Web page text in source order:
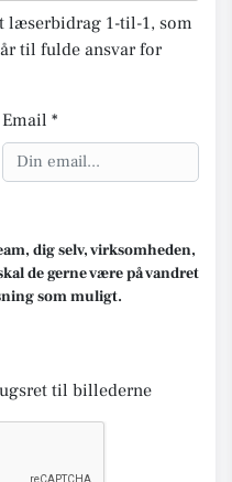
læserbidrag 1-til-1, som
til fulde ansvar for
Email *
dig selv, virksomheden,
de gerne være på vandret
som muligt.
til billederne